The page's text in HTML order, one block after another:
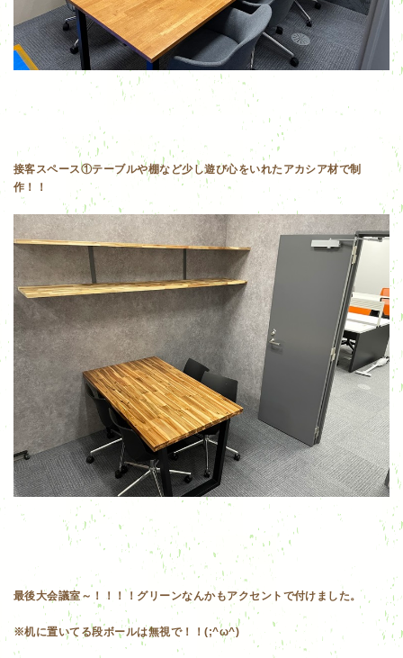
接客スペース①テーブルや棚など少し遊び心をいれたアカシア材で制
作！！
最後大会議室～！！！！グリーンなんかもアクセントで付けました。
※机に置いてる段ボールは無視で！！(;^ω^)